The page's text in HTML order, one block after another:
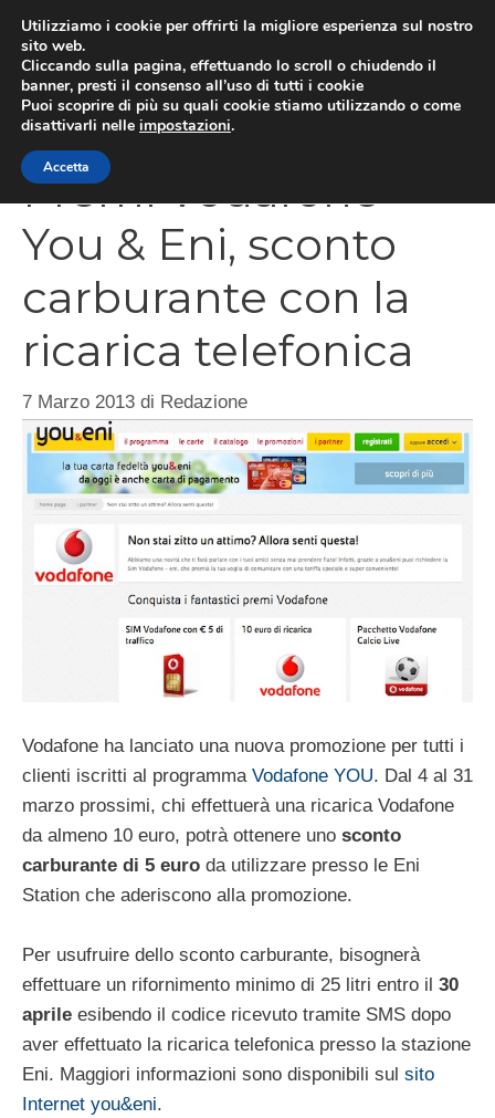
contenuto
Premi Vodafone
You & Eni, sconto
carburante con la
ricarica telefonica
7 Marzo 2013 di Redazione
Vodafone ha lanciato una nuova promozione per tutti i
clienti iscritti al programma Vodafone YOU. Dal 4 al 31
marzo prossimi, chi effettuerà una ricarica Vodafone
da almeno 10 euro, potrà ottenere uno sconto
carburante di 5 euro da utilizzare presso le Eni
Station che aderiscono alla promozione.
Per usufruire dello sconto carburante, bisognerà
effettuare un rifornimento minimo di 25 litri entro il 30
aprile esibendo il codice ricevuto tramite SMS dopo
aver effettuato la ricarica telefonica presso la stazione
Eni. Maggiori informazioni sono disponibili sul sito
Internet you&eni.
Utilizziamo i cookie per offrirti la migliore esperienza sul nostro
sito web.
Cliccando sulla pagina, effettuando lo scroll o chiudendo il
banner, presti il consenso all’uso di tutti i cookie
Puoi scoprire di più su quali cookie stiamo utilizzando o come
disattivarli nelle impostazioni.
Accetta